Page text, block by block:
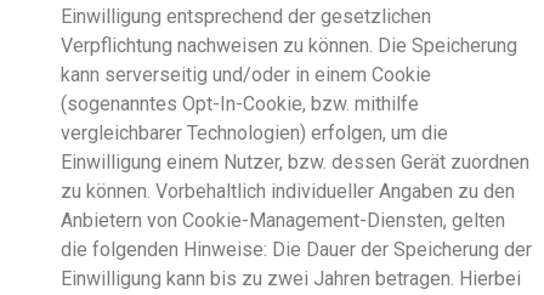
Einwilligung entsprechend der gesetzlichen
Verpflichtung nachweisen zu können. Die Speicherung
kann serverseitig und/oder in einem Cookie
(sogenanntes Opt-In-Cookie, bzw. mithilfe
vergleichbarer Technologien) erfolgen, um die
Einwilligung einem Nutzer, bzw. dessen Gerät zuordnen
zu können. Vorbehaltlich individueller Angaben zu den
Anbietern von Cookie-Management-Diensten, gelten
die folgenden Hinweise: Die Dauer der Speicherung der
Einwilligung kann bis zu zwei Jahren betragen. Hierbei